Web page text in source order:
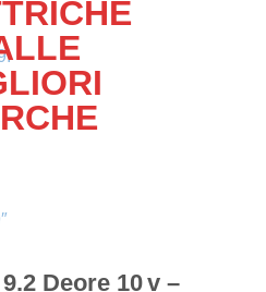
Deore 10 v –